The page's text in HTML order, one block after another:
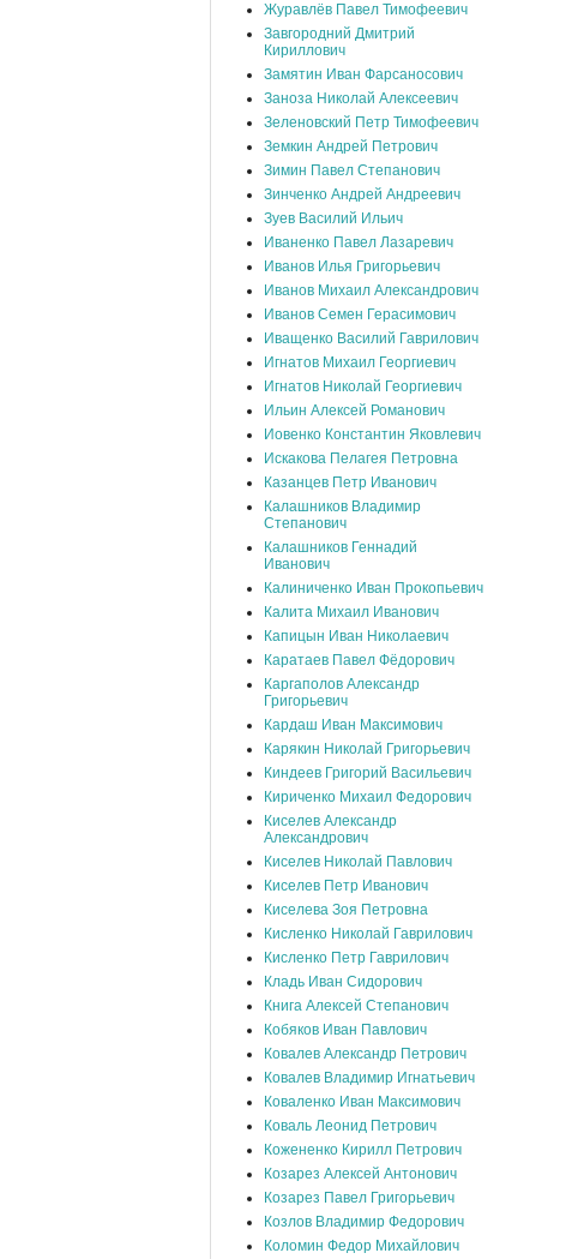
Журавлёв Павел Тимофеевич
Завгородний Дмитрий
Кириллович
Замятин Иван Фарсаносович
Заноза Николай Алексеевич
Зеленовский Петр Тимофеевич
Земкин Андрей Петрович
Зимин Павел Степанович
Зинченко Андрей Андреевич
Зуев Василий Ильич
Иваненко Павел Лазаревич
Иванов Илья Григорьевич
Иванов Михаил Александрович
Иванов Семен Герасимович
Иващенко Василий Гаврилович
Игнатов Михаил Георгиевич
Игнатов Николай Георгиевич
Ильин Алексей Романович
Иовенко Константин Яковлевич
Искакова Пелагея Петровна
Казанцев Петр Иванович
Калашников Владимир
Степанович
Калашников Геннадий
Иванович
Калиниченко Иван Прокопьевич
Калита Михаил Иванович
Капицын Иван Николаевич
Каратаев Павел Фёдорович
Каргаполов Александр
Григорьевич
Кардаш Иван Максимович
Карякин Николай Григорьевич
Киндеев Григорий Васильевич
Кириченко Михаил Федорович
Киселев Александр
Александрович
Киселев Николай Павлович
Киселев Петр Иванович
Киселева Зоя Петровна
Кисленко Николай Гаврилович
Кисленко Петр Гаврилович
Кладь Иван Сидорович
Книга Алексей Степанович
Кобяков Иван Павлович
Ковалев Александр Петрович
Ковалев Владимир Игнатьевич
Коваленко Иван Максимович
Коваль Леонид Петрович
Кожененко Кирилл Петрович
Козарез Алексей Антонович
Козарез Павел Григорьевич
Козлов Владимир Федорович
Коломин Федор Михайлович